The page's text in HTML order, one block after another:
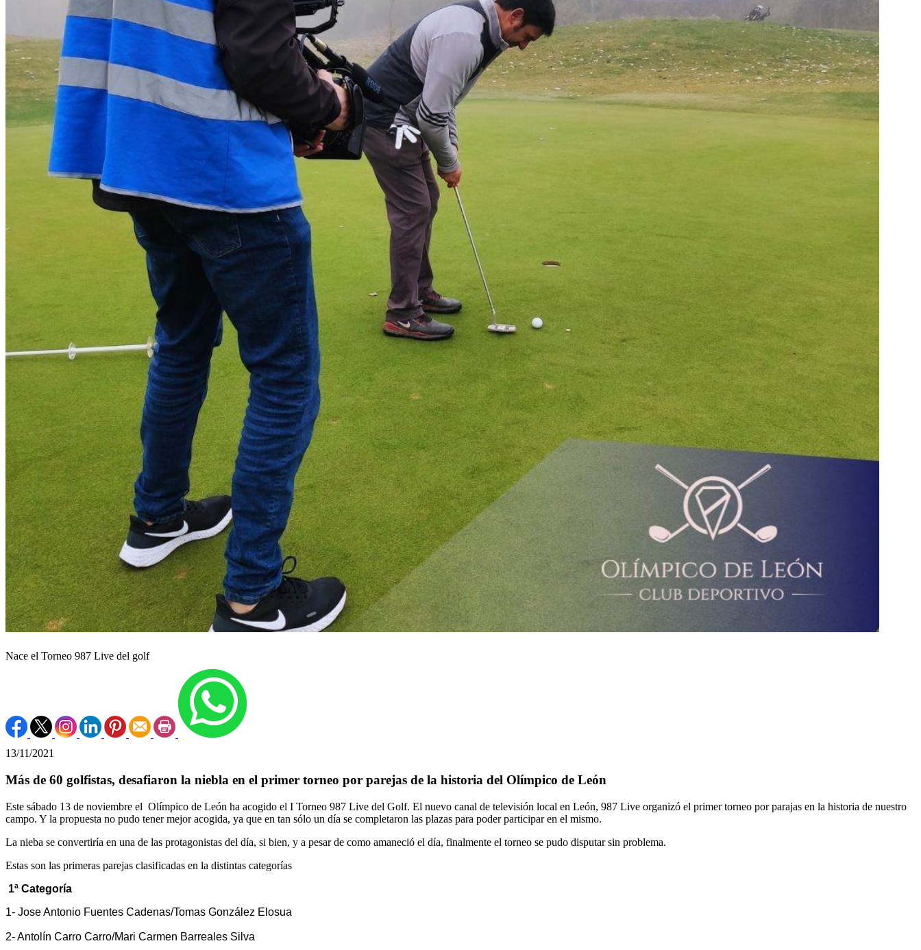
Nace el Torneo 987 Live del golf
13/11/2021
Más de 60 golfistas, desafiaron la niebla en el primer torneo por parejas de la historia del Olímpico de León
Este sábado 13 de noviembre el Olímpico de León ha acogido el I Torneo 987 Live del Golf. El nuevo canal de televisión local en León, 987 Live organizó el primer torneo por parajas en la historia de nuestro
campo. Y la propuesta no pudo tener mejor acogida, ya que en tan sólo un día se completaron las plazas para poder participar en el mismo.
La nieba se convertiría en una de las protagonistas del día, si bien, y a pesar de como amaneció el día, finalmente el torneo se pudo disputar sin problema.
Estas son las primeras parejas clasificadas en la distintas categorías
1ª Categoría
1- Jose Antonio Fuentes Cadenas/Tomas González Elosua
2- Antolín Carro Carro/Mari Carmen Barreales Silva